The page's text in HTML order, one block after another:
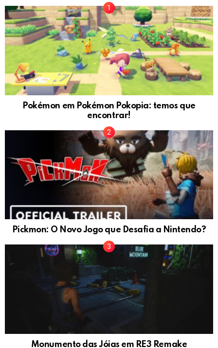
Pokémon em Pokémon Pokopia: temos que
encontrar!
Pickmon: O Novo Jogo que Desafia a Nintendo?
Monumento das Jóias em RE3 Remake